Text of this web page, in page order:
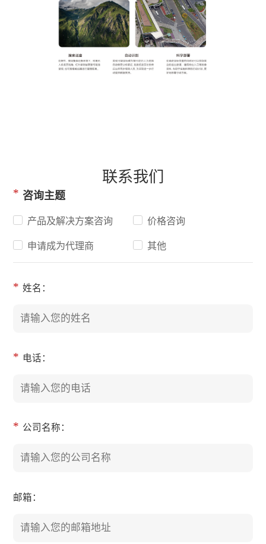
联系我们
* 咨询主题
产品及解决方案咨询 价格咨询
申请成为代理商 其他
* 姓名：
* 电话：
* 公司名称：
邮箱：